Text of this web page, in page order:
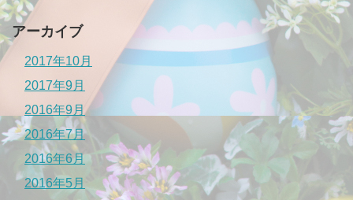
アーカイブ
2017年10月
2017年9月
2016年9月
2016年7月
2016年6月
2016年5月